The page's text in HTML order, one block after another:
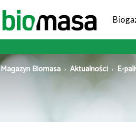
Magazyn Biomasa Aktualności E-